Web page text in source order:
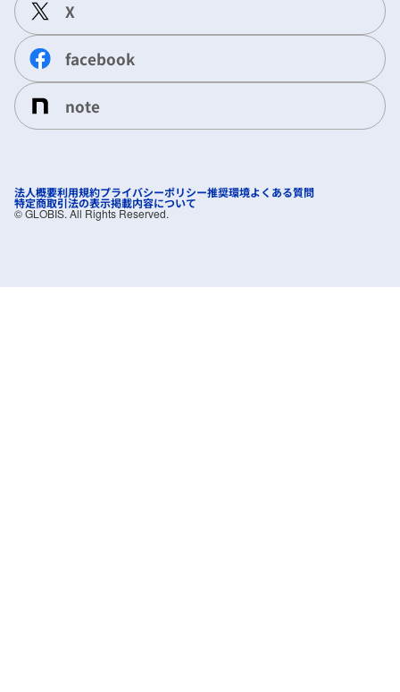
X
facebook
note
法人概要利用規約プライバシーポリシー推奨環境よくある質問
特定商取引法の表示掲載内容について
©︎ GLOBIS. All Rights Reserved.